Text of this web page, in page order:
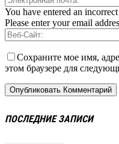
You have entered an
Please enter your email
Сохраните мое имя,
этом браузере для
ПОСЛЕДНИЕ ЗАПИСИ